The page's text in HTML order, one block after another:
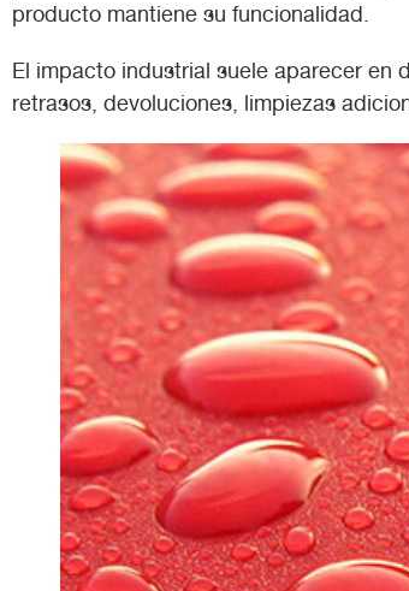
producto mantiene su funcionalidad.
El impacto industrial suele aparecer en
retrasos, devoluciones, limpiezas